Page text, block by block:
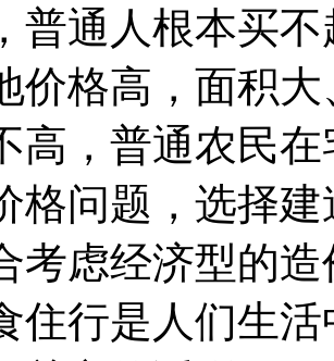
普通人根本买
价格高，面积
高，普通农民
格问题，选择
考虑经济型的
住行是人们生